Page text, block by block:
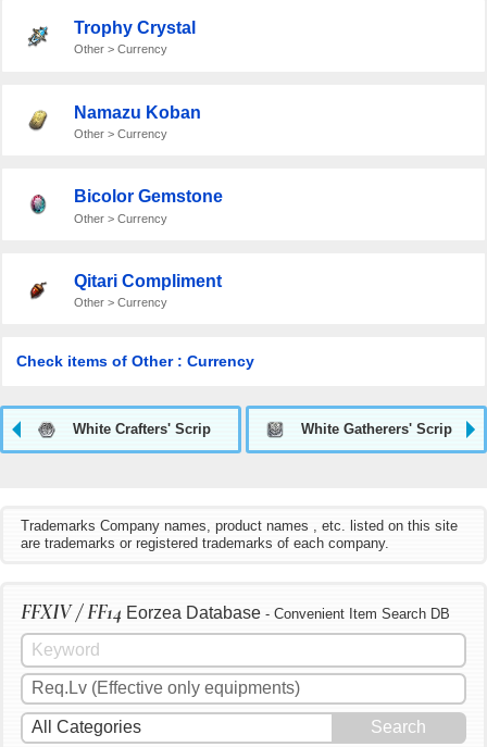
Trophy Crystal
Other > Currency
Namazu Koban
Other > Currency
Bicolor Gemstone
Other > Currency
Qitari Compliment
Other > Currency
Check items of Other : Currency
White Crafters' Scrip White Gatherers' Scrip
Trademarks Company names, product names , etc. listed on this site
are trademarks or registered trademarks of each company.
FFXIV / FF14 Eorzea Database - Convenient Item Search DB